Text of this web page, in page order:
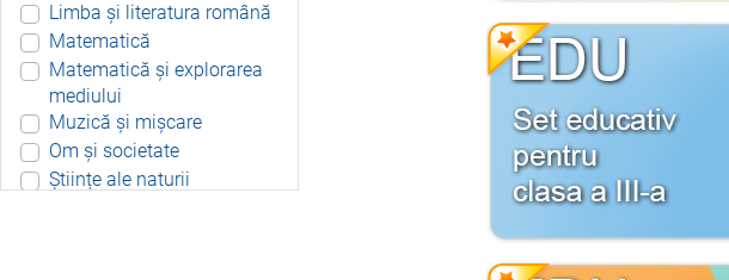
Limba și literatura română
Matematică
Matematică și explorarea
mediului
Muzică și mișcare
Om și societate
Științe ale naturii